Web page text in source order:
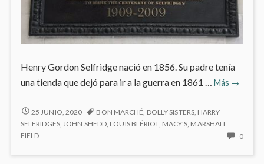
Henry Gordon Selfridge nació en 1856. Su padre tenía
una tienda que dejó para ir a la guerra en 1861 … Más →
SELFRIDGE’S
EN
LONDRES
25 JUNIO, 2020 BON MARCHÉ DOLLY SISTERS, HARRY
SELFRIDGES, JOHN SHEDD LOUIS BLÉRIOT, MACY'S MARSHALL
FIELD
0NO